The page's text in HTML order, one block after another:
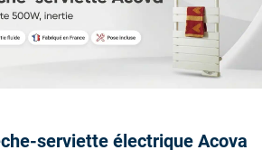
serviette électrique Acova